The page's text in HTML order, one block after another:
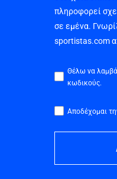
πληροφορεί
σε εμένα.
sportistas.com
Θέλω να
κωδικούς.
Αποδέχομαι